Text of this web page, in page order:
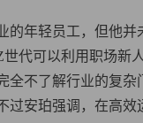
的年轻员工，但他并
代可以利用职场新
全不了解行业的复杂
过安珀强调，在高效